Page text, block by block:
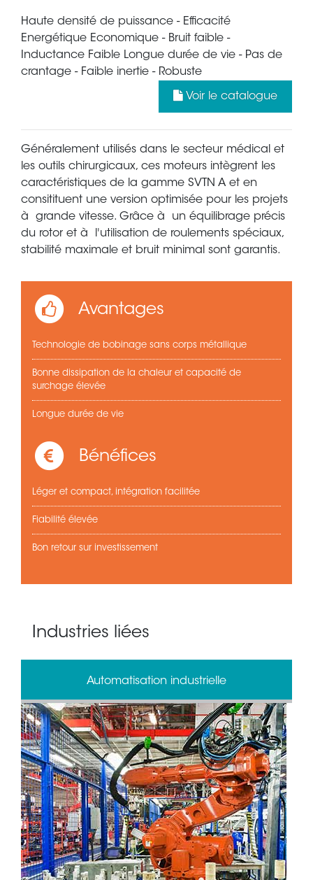
Haute densité de puissance - Efficacité
Energétique Economique - Bruit faible -
Inductance Faible Longue durée de vie - Pas de
crantage - Faible inertie - Robuste
Voir le catalogue
Généralement utilisés dans le secteur médical et
les outils chirurgicaux, ces moteurs intègrent les
caractéristiques de la gamme SVTN A et en
consitituent une version optimisée pour les projets
à grande vitesse. Grâce à un équilibrage précis
du rotor et à l'utilisation de roulements spéciaux,
stabilité maximale et bruit minimal sont garantis.
Avantages
Technologie de bobinage sans corps métallique
Bonne dissipation de la chaleur et capacité de
surchage élevée
Longue durée de vie
Bénéfices
Léger et compact, intégration facilitée
Fiabilité élevée
Bon retour sur investissement
Industries liées
Automatisation industrielle